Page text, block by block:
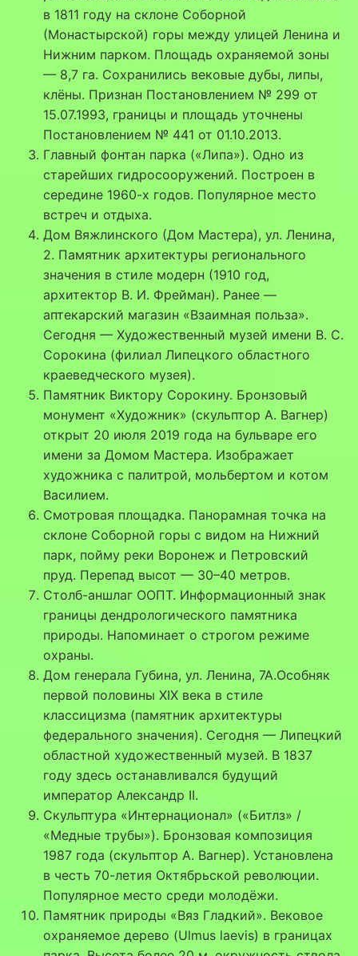
в 1811 году на склоне Соборной
(Монастырской) горы между улицей Ленина и
Нижним парком. Площадь охраняемой зоны
— 8,7 га. Сохранились вековые дубы, липы,
клёны. Признан Постановлением № 299 от
15.07.1993, границы и площадь уточнены
Постановлением № 441 от 01.10.2013.
Главный фонтан парка («Липа»). Одно из
старейших гидросооружений. Построен в
середине 1960-х годов. Популярное место
встреч и отдыха.
Дом Вяжлинского (Дом Мастера), ул. Ленина,
2. Памятник архитектуры регионального
значения в стиле модерн (1910 год,
архитектор В. И. Фрейман). Ранее —
аптекарский магазин «Взаимная польза».
Сегодня — Художественный музей имени В. С.
Сорокина (филиал Липецкого областного
краеведческого музея).
Памятник Виктору Сорокину. Бронзовый
монумент «Художник» (скульптор А. Вагнер)
открыт 20 июля 2019 года на бульваре его
имени за Домом Мастера. Изображает
художника с палитрой, мольбертом и котом
Василием.
Смотровая площадка. Панорамная точка на
склоне Соборной горы с видом на Нижний
парк, пойму реки Воронеж и Петровский
пруд. Перепад высот — 30–40 метров.
Столб-аншлаг ООПТ. Информационный знак
границы дендрологического памятника
природы. Напоминает о строгом режиме
охраны.
Дом генерала Губина, ул. Ленина, 7А.Особняк
первой половины XIX века в стиле
классицизма (памятник архитектуры
федерального значения). Сегодня — Липецкий
областной художественный музей. В 1837
году здесь останавливался будущий
император Александр II.
Скульптура «Интернационал» («Битлз» /
«Медные трубы»). Бронзовая композиция
1987 года (скульптор А. Вагнер). Установлена
в честь 70-летия Октябрьской революции.
Популярное место среди молодёжи.
Памятник природы «Вяз Гладкий». Вековое
охраняемое дерево (Ulmus laevis) в границах